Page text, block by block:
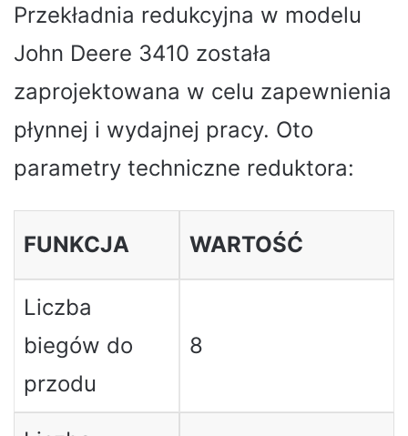
Przekładnia redukcyjna w modelu
John Deere 3410 została
zaprojektowana w celu zapewnienia
płynnej i wydajnej pracy. Oto
parametry techniczne reduktora:
FUNKCJA WARTOŚĆ
Liczba
biegów do
przodu
8